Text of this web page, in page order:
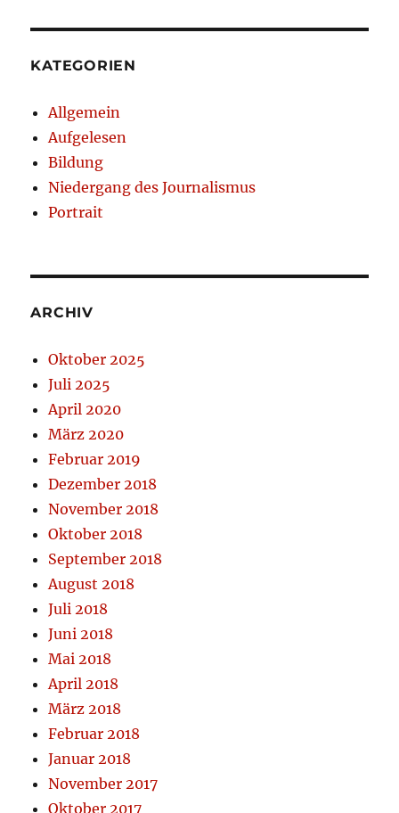
KATEGORIEN
Allgemein
Aufgelesen
Bildung
Niedergang des Journalismus
Portrait
ARCHIV
Oktober 2025
Juli 2025
April 2020
März 2020
Februar 2019
Dezember 2018
November 2018
Oktober 2018
September 2018
August 2018
Juli 2018
Juni 2018
Mai 2018
April 2018
März 2018
Februar 2018
Januar 2018
November 2017
Oktober 2017